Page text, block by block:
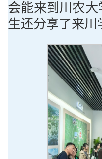
会能来到川农
生还分享了来